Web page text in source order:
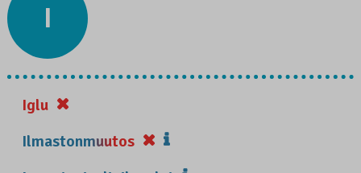
I
Iglu
Ilmastonmuutos